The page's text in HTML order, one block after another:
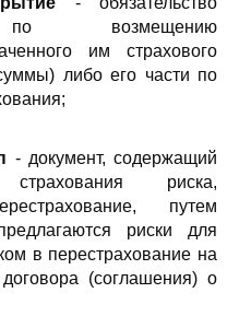
по возмещению
им страхового
либо его части по
- документ, содержащий
риска,
путем
риски для
в перестрахование на
(соглашения) о